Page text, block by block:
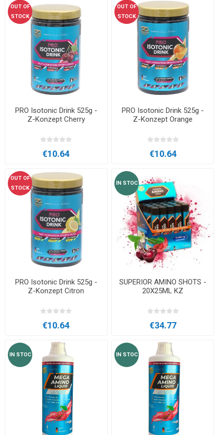
OUT OF
STOCK
PRO Isotonic Drink 525g -
Z-Konzept Cherry
€10.64
OUT OF
STOCK
PRO Isotonic Drink 525g -
Z-Konzept Orange
€10.64
OUT OF
STOCK
PRO Isotonic Drink 525g -
Z-Konzept Citron
€10.64
IN STOC
SUPERIOR AMINO SHOTS -
20X25ML KZ
€34.77
IN STOC IN STOC